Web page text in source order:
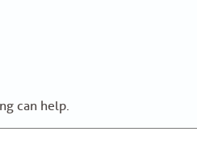
can help.